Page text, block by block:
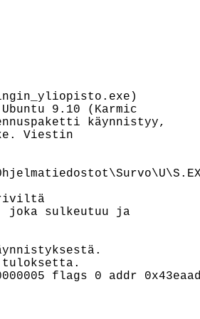
9.10 (Karmic
käynnistyy,
sulkeutuu ja
flags 0 addr 0x43eaad